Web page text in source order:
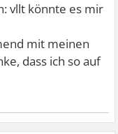
vllt könnte es mir
mit meinen
dass ich so auf